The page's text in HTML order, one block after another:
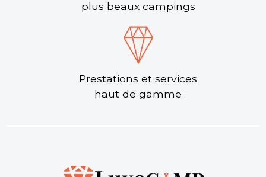
Neuvéglise-sur-Truyère, Cantal , Auvergne-Rhône-Alpes
plus beaux campings
Prestations et services
haut de gamme